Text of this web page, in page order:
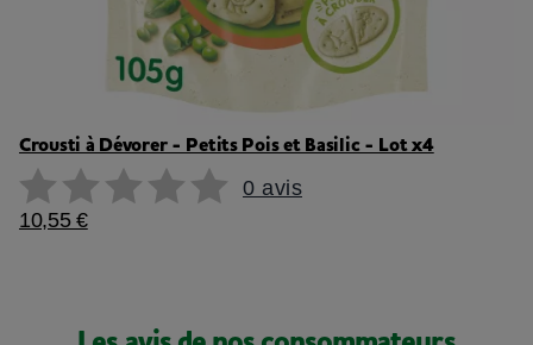
Crousti à Dévorer - Petits Pois et Basilic - Lot x4
0 avis
10,55 €